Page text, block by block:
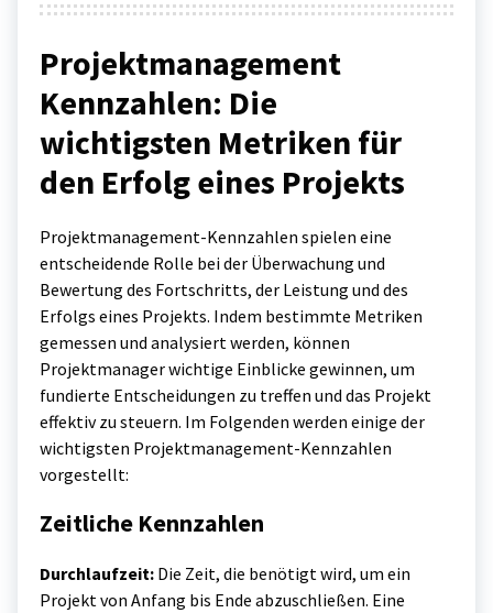
Projektmanagement
Kennzahlen: Die
wichtigsten Metriken für
den Erfolg eines Projekts
Projektmanagement-Kennzahlen spielen eine
entscheidende Rolle bei der Überwachung und
Bewertung des Fortschritts, der Leistung und des
Erfolgs eines Projekts. Indem bestimmte Metriken
gemessen und analysiert werden, können
Projektmanager wichtige Einblicke gewinnen, um
fundierte Entscheidungen zu treffen und das Projekt
effektiv zu steuern. Im Folgenden werden einige der
wichtigsten Projektmanagement-Kennzahlen
vorgestellt:
Zeitliche Kennzahlen
Durchlaufzeit: Die Zeit, die benötigt wird, um ein
Projekt von Anfang bis Ende abzuschließen. Eine